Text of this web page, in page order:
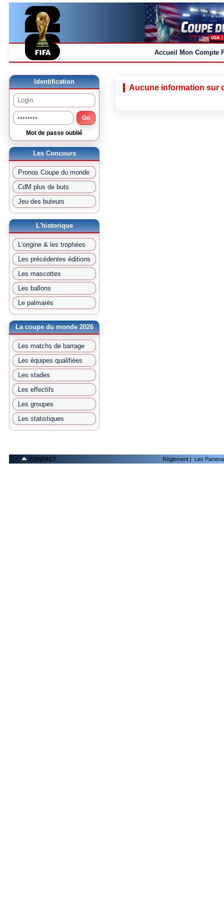
Accueil Mon Compte
Identification
Go
Mot de passe oublié
Les Concours
Pronos Coupe du monde
CdM plus de buts
Jeu des buteurs
L'historique
L'origine & les trophées
Les précédentes éditions
Les mascottes
Les ballons
Le palmarès
La coupe du monde 2026
Les matchs de barrage
Les équipes qualifiées
Les stades
Les effectifs
Les groupes
Les statistiques
Aucune information sur
CONTACT Règlement| Les